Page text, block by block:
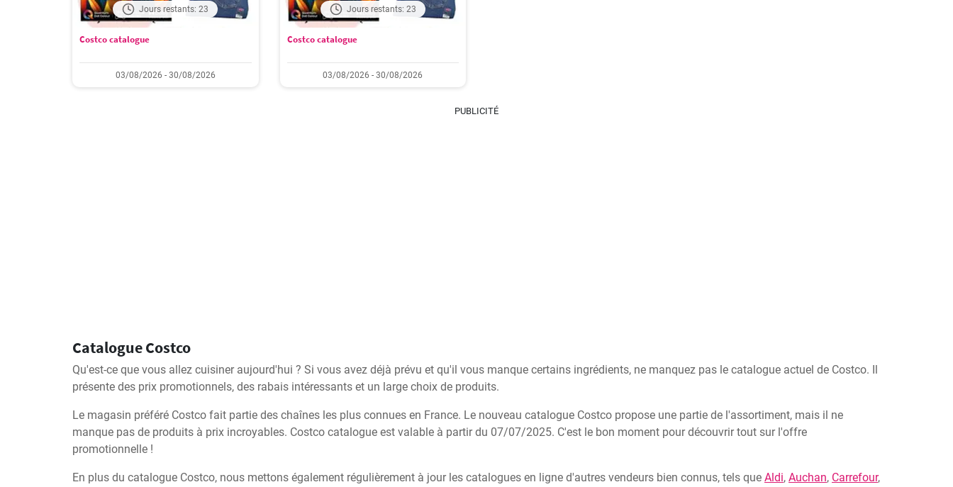
Jours restants: 23
Costco catalogue
03/08/2026 - 30/08/2026
Jours restants: 23
Costco catalogue
03/08/2026 - 30/08/2026
PUBLICITÉ
Catalogue Costco
Qu'est-ce que vous allez cuisiner aujourd'hui ? Si vous avez déjà prévu et qu'il vous manque certains ingrédients, ne manquez pas le catalogue actuel de Costco. Il
présente des prix promotionnels, des rabais intéressants et un large choix de produits.
Le magasin préféré Costco fait partie des chaînes les plus connues en France. Le nouveau catalogue Costco propose une partie de l'assortiment, mais il ne
manque pas de produits à prix incroyables. Costco catalogue est valable à partir du 07/07/2025. C'est le bon moment pour découvrir tout sur l'offre
promotionnelle !
En plus du catalogue Costco, nous mettons également régulièrement à jour les catalogues en ligne d'autres vendeurs bien connus, tels que Aldi, Auchan, Carrefour,